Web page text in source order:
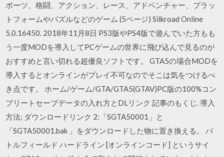
ポーツ、格闘、アクション、レース、アドベンチャー、プラッ
トフォームやパズルなどのゲーム (5ページ) Silkroad Online
5.0.16450. 2018年11月8日 PS3版やPS4版で遊んでいた方もも
う一度MODを導入してPCゲームの世界に飛び込んで見るのが
おすすめと言い切れる超優良ソフトです。 GTA5の場合MODを
導入するとオンラインがプレイ不可なのでそこは気をつけるべ
き点です。 ホーム/ゲーム/GTA/GTA5(GTAV)PC版の100%コン
プリートセーブデータの入れ方とDLリンク 記事のもくじ. 導入
方法; ダウンロードリンク 2:「SGTA50001」と
「SGTA50001.bak 」をダウンロードした物に置き換える。 バ
トルフィールド ハードライン [オンラインコード] というサイ